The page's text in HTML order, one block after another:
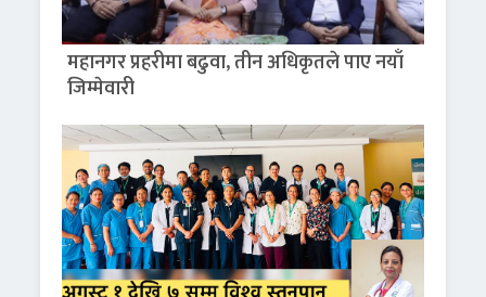
महानगर प्रहरीमा बढुवा, तीन अधिकृतले पाए नयाँ
जिम्मेवारी